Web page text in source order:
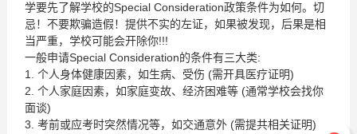
学要先了解学校的Special Consideration政策条件为如何。切
忌！不要欺骗造假！提供不实的左证，如果被发现，后果是相
当严重，学校可能会开除你!!!
一般申请Special Consideration的条件有三大类:
1. 个人身体健康因素，如生病、受伤 (需开具医疗证明)
2. 个人家庭因素，如家庭变故、经济困难等 (通常学校会找你
面谈)
3. 考前或应考时突然情况等，如交通意外 (需提共相关证明)